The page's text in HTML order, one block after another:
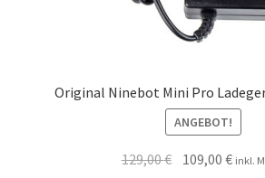
Original Ninebot Mini Pro
ANGEBOT!
129,00€ 109,00€ inkl.